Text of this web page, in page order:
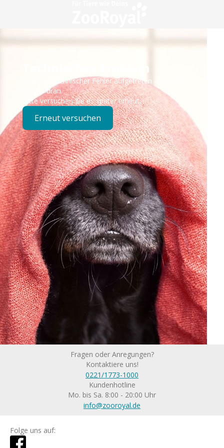
Technisches Problem
Es ist ein technischer Fehler aufgetreten – wir sind
bereits dran.
Bitte versuchen Sie es später erneut.
Erneut versuchen
Fragen oder Anregungen?
Kontaktiere uns!
0221/1773-1000
Kundenhotline
Mo. bis Sa. 8:00 - 20:00 Uhr
info@zooroyal.de
Folge uns auf: